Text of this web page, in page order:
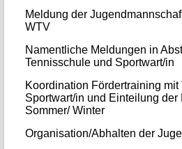
Meldung der
WTV
Namentliche Meldungen in
Tennisschule und Sportwart/in
Koordination Fördertraining mit
Sportwart/in und Einteilung der
Sommer/ Winter
Organisation/Abhalten der